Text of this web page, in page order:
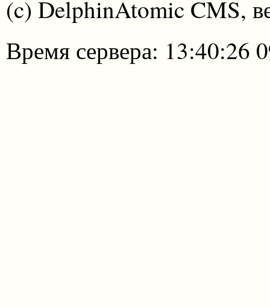
(c) DelphinAtomic CMS,
Время сервера: 13:40:26